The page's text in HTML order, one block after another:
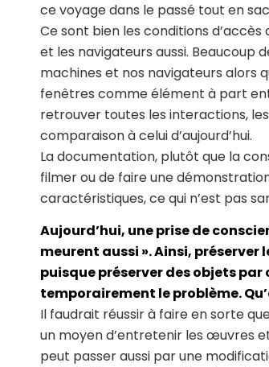
ce voyage dans le passé tout en
Ce sont bien les conditions
et les navigateurs aussi. Beaucoup
machines et nos navigateurs alors
fenêtres comme élément à part
retrouver toutes les interactions,
comparaison à celui d’aujourd’hui.
La documentation, plutôt que la
filmer ou de faire une
caractéristiques, ce qui n’est pas
Aujourd’hui, une prise de
meurent aussi ». Ainsi,
puisque préserver des objets
temporairement le problème.
Il faudrait réussir à faire en sorte
un moyen d’entretenir les œuvres
peut passer aussi par une